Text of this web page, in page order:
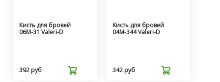
Кисть для бровей
06М-31 Valeri-D
392 руб
Кисть для бровей
04М-344 Valeri-D
342 руб